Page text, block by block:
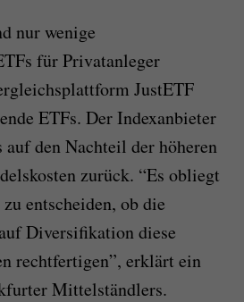
nur wenige
für Privatanleger
JustETF
ETFs. Der Indexanbieter
den Nachteil der höheren
zurück. “Es obliegt
entscheiden, ob die
Diversifikation diese
rechtfertigen”, erklärt ein
Mittelständlers.